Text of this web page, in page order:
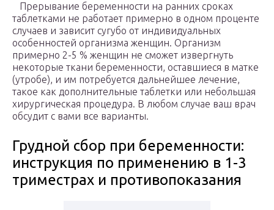
Прерывание беременности на ранних сроках
таблетками не работает примерно в одном проценте
случаев и зависит сугубо от индивидуальных
особенностей организма женщин. Организм
примерно 2-5 % женщин не сможет извергнуть
некоторые ткани беременности, оставшиеся в матке
(утробе), и им потребуется дальнейшее лечение,
такое как дополнительные таблетки или небольшая
хирургическая процедура. В любом случае ваш врач
обсудит с вами все варианты.
Грудной сбор при беременности:
инструкция по применению в 1-3
триместрах и противопоказания